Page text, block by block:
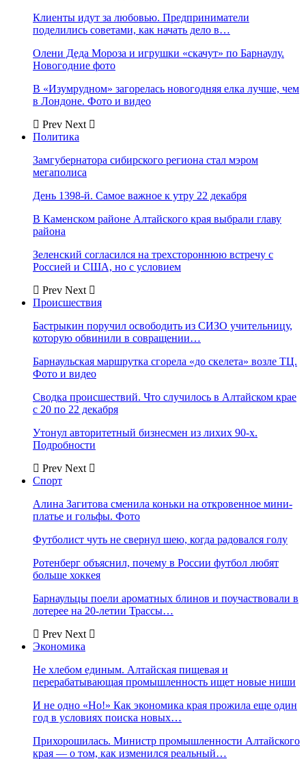
Клиенты идут за любовью. Предприниматели
поделились советами, как начать дело в…
Олени Деда Мороза и игрушки «скачут» по Барнаулу.
Новогодние фото
В «Изумрудном» загорелась новогодняя елка лучше, чем
в Лондоне. Фото и видео
Prev Next
Политика
Замгубернатора сибирского региона стал мэром
мегаполиса
День 1398-й. Самое важное к утру 22 декабря
В Каменском районе Алтайского края выбрали главу
района
Зеленский согласился на трехстороннюю встречу с
Россией и США, но с условием
Prev Next
Происшествия
Бастрыкин поручил освободить из СИЗО учительницу,
которую обвинили в совращении…
Барнаульская маршрутка сгорела «до скелета» возле ТЦ.
Фото и видео
Сводка происшествий. Что случилось в Алтайском крае
с 20 по 22 декабря
Утонул авторитетный бизнесмен из лихих 90-х.
Подробности
Prev Next
Спорт
Алина Загитова сменила коньки на откровенное мини-
платье и гольфы. Фото
Футболист чуть не свернул шею, когда радовался голу
Ротенберг объяснил, почему в России футбол любят
больше хоккея
Барнаульцы поели ароматных блинов и поучаствовали в
лотерее на 20-летии Трассы…
Prev Next
Экономика
Не хлебом единым. Алтайская пищевая и
перерабатывающая промышленность ищет новые ниши
И не одно «Но!» Как экономика края прожила еще один
год в условиях поиска новых…
Прихорошилась. Министр промышленности Алтайского
края — о том, как изменился реальный…